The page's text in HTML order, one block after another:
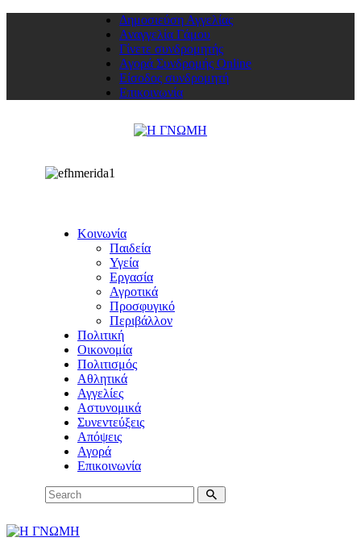
Δημοσιεύση Αγγελίας
Αναγγελία Γάμου
Γίνετε συνδρομητής
Αγορά Συνδρομής Online
Είσοδος συνδρομητή
Επικοινωνία
Κοινωνία
Παιδεία
Υγεία
Εργασία
Αγροτικά
Προσφυγικό
Περιβάλλον
Πολιτική
Οικονομία
Πολιτισμός
Αθλητικά
Αγγελίες
Αστυνομικά
Συνεντεύξεις
Απόψεις
Αγορά
Επικοινωνία